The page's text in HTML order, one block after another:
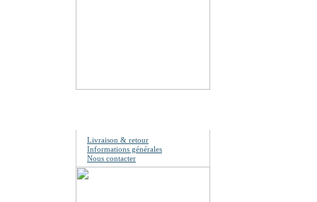
Livraison & retour
Informations générales
Nous contacter